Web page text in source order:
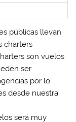
públicas llevan
charters
son vuelos
ser
por lo
desde nuestra
será muy